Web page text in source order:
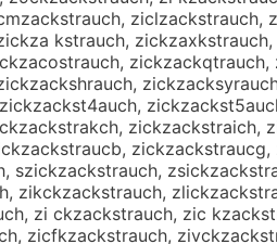
kstrauch,
zickzackstraich,
zikckzackstrauch,
zi ckzackstrauch, zic
zicfkzackstrauch,